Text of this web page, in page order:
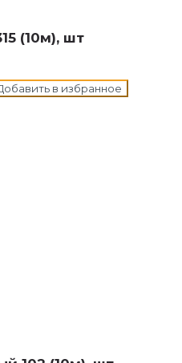
(10м), шт
в избранное